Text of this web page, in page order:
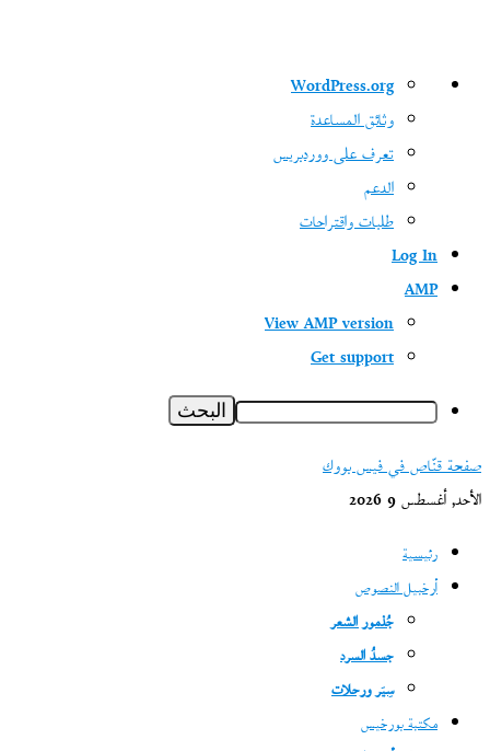
ووردبريس
WordPress.org
وثائق المساعدة
تعرف على ووردبريس
الدعم
طلبات واقتراحات
Log In
AMP
View AMP version
Get support
البحث
صفحة قنّاص في فيس بووك
الأحد, أغسطس 9 2026
رئيسية
أرخبيل النصوص
جُذمور الشعر
جسدُ السرد
سِيَر ورحلات
مكتبة بورخيس